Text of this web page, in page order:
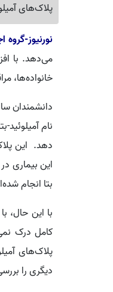
پلاک‌های
نورنیوز-
می‌دهد. با
خانواده‌ها،
دانشمندان
نام
دهد. این
این بیماری
بتا انجام
با این حال،
کامل درک
پلاک‌های
دیگری را